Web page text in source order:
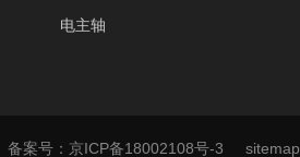
电主轴
备案号：京ICP备18002108号-3